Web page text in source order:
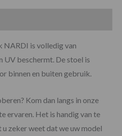
NARDI is volledig van
UV beschermt. De stoel is
binnen en buiten gebruik.
Kom dan langs in onze
ervaren. Het is handig van te
zeker weet dat we uw model